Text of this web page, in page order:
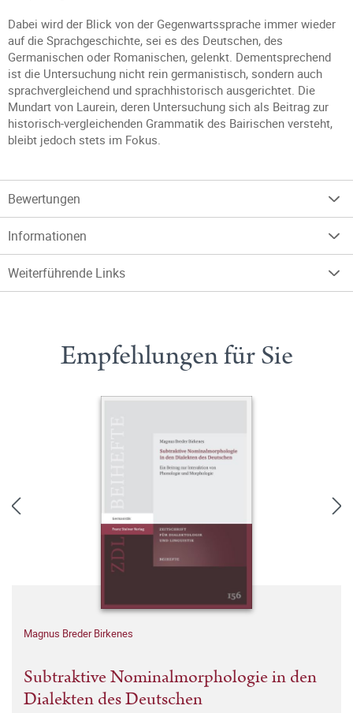
Dabei wird der Blick von der Gegenwartssprache immer wieder
auf die Sprachgeschichte, sei es des Deutschen, des
Germanischen oder Romanischen, gelenkt. Dementsprechend
ist die Untersuchung nicht rein germanistisch, sondern auch
sprachvergleichend und sprachhistorisch ausgerichtet. Die
Mundart von Laurein, deren Untersuchung sich als Beitrag zur
historisch-vergleichenden Grammatik des Bairischen versteht,
bleibt jedoch stets im Fokus.
Bewertungen
Informationen
Weiterführende Links
Empfehlungen für Sie
Magnus Breder Birkenes
Subtraktive Nominalmorphologie in den
Dialekten des Deutschen